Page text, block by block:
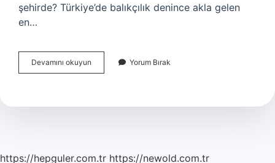
şehirde? Türkiye’de balıkçılık denince akla gelen
en…
Devamını okuyun Ankaraya
Balık
Yorum Bırak
https://hepguler.com.tr https://newold.com.tr